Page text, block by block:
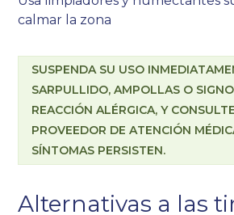
calmar la zona
SUSPENDA SU USO
SARPULLIDO, AMPOLLAS O
REACCIÓN ALÉRGICA, Y
PROVEEDOR DE ATENCIÓN
SÍNTOMAS PERSISTEN.
Alternativas a las